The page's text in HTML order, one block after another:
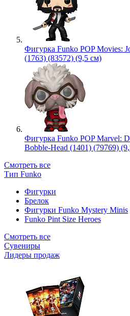
Фигурка Funko POP Movies:
(1763) (83572) (9,5 см)
Фигурка Funko POP Marvel:
Bobble-Head (1401) (79769)
Смотреть все
Тип Funko
Фигурки
Брелок
Фигурки Funko Mystery Minis
Funko Pint Size Heroes
Смотреть все
Сувениры
Лидеры продаж